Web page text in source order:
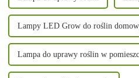
Lampy LED Grow do roślin
Lampa do uprawy roślin w